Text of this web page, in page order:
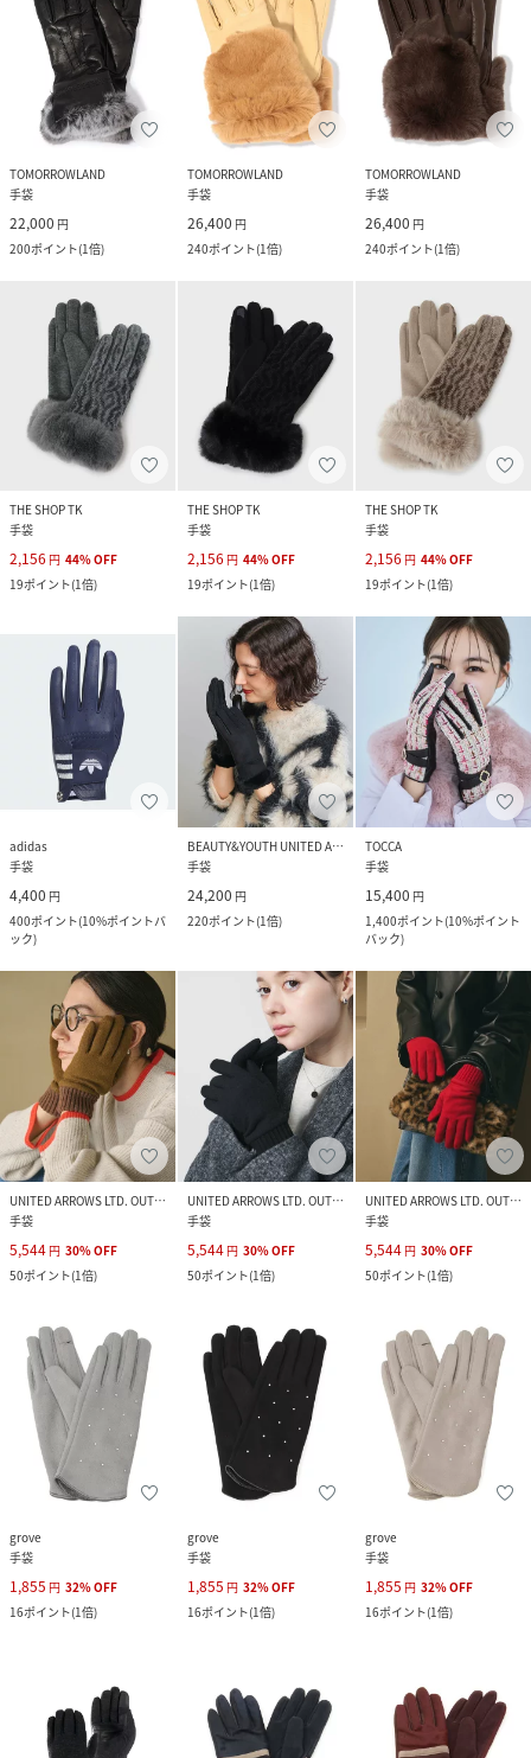
TOMORROWLAND
手袋
22,000 円
200ポイント(1倍)
TOMORROWLAND
手袋
26,400 円
240ポイント(1倍)
TOMORROWLAND
手袋
26,400 円
240ポイント(1倍)
THE SHOP TK
手袋
2,156 円 44%OFF
19ポイント(1倍)
THE SHOP TK
手袋
2,156 円 44%OFF
19ポイント(1倍)
THE SHOP TK
手袋
2,156 円 44%OFF
19ポイント(1倍)
adidas
手袋
4,400 円
400ポイント(10%ポイントバ
ック)
BEAUTY&YOUTH UNITED ARROWS
手袋
24,200 円
220ポイント(1倍)
TOCCA
手袋
15,400 円
1,400ポイント(10%ポイント
バック)
UNITED ARROWS LTD. OUTLET
手袋
5,544 円 30%OFF
50ポイント(1倍)
UNITED ARROWS LTD. OUTLET
手袋
5,544 円 30%OFF
50ポイント(1倍)
UNITED ARROWS LTD. OUTLET
手袋
5,544 円 30%OFF
50ポイント(1倍)
grove
手袋
1,855 円 32%OFF
16ポイント(1倍)
grove
手袋
1,855 円 32%OFF
16ポイント(1倍)
grove
手袋
1,855 円 32%OFF
16ポイント(1倍)